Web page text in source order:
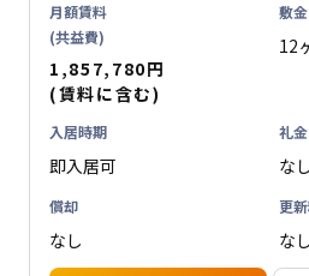
月額賃料
(共益費)
1,857,780円
(賃料に含む)
敷金
12
入居時期
即入居可
礼金
なし
償却
なし
更
なし